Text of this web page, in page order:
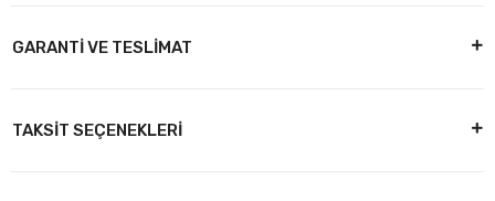
GARANTİ VE TESLİMAT
TAKSİT SEÇENEKLERİ